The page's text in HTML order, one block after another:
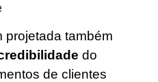
projetada também
do
de clientes